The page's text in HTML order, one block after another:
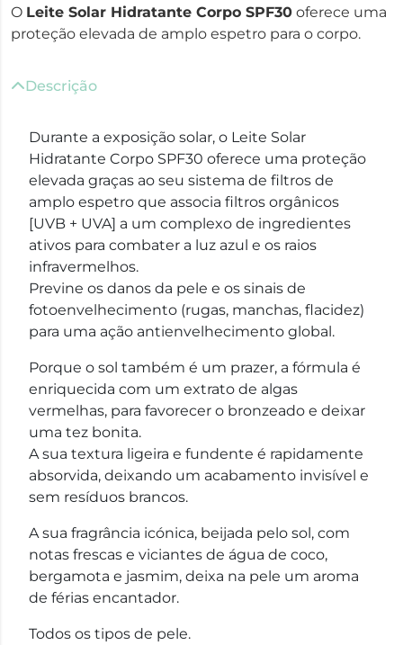
O Leite Solar Hidratante Corpo SPF30 oferece uma
proteção elevada de amplo espetro para o corpo.
Descrição
Durante a exposição solar, o Leite Solar
Hidratante Corpo SPF30 oferece uma proteção
elevada graças ao seu sistema de filtros de
amplo espetro que associa filtros orgânicos
[UVB + UVA] a um complexo de ingredientes
ativos para combater a luz azul e os raios
infravermelhos.
Previne os danos da pele e os sinais de
fotoenvelhecimento (rugas, manchas, flacidez)
para uma ação antienvelhecimento global.
Porque o sol também é um prazer, a fórmula é
enriquecida com um extrato de algas
vermelhas, para favorecer o bronzeado e deixar
uma tez bonita.
A sua textura ligeira e fundente é rapidamente
absorvida, deixando um acabamento invisível e
sem resíduos brancos.
A sua fragrância icónica, beijada pelo sol, com
notas frescas e viciantes de água de coco,
bergamota e jasmim, deixa na pele um aroma
de férias encantador.
Todos os tipos de pele.